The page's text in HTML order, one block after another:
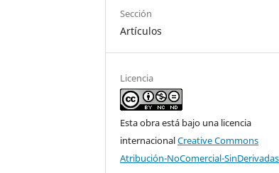
Sección
Artículos
Licencia
Esta obra está bajo una licencia
internacionalCreative Commons
Atribución-NoComercial-